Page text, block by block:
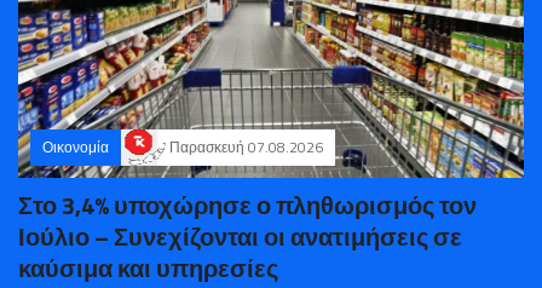
Οικονομία Παρασκευή 07.08.2026
Στο 3,4% υποχώρησε ο πληθωρισμός τον
Ιούλιο – Συνεχίζονται οι ανατιμήσεις σε
καύσιμα και υπηρεσίες